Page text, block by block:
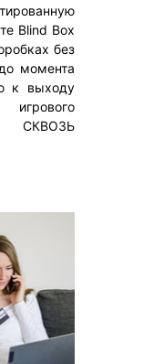
Blind Box
без
момента
к выходу
СКВОЗЬ